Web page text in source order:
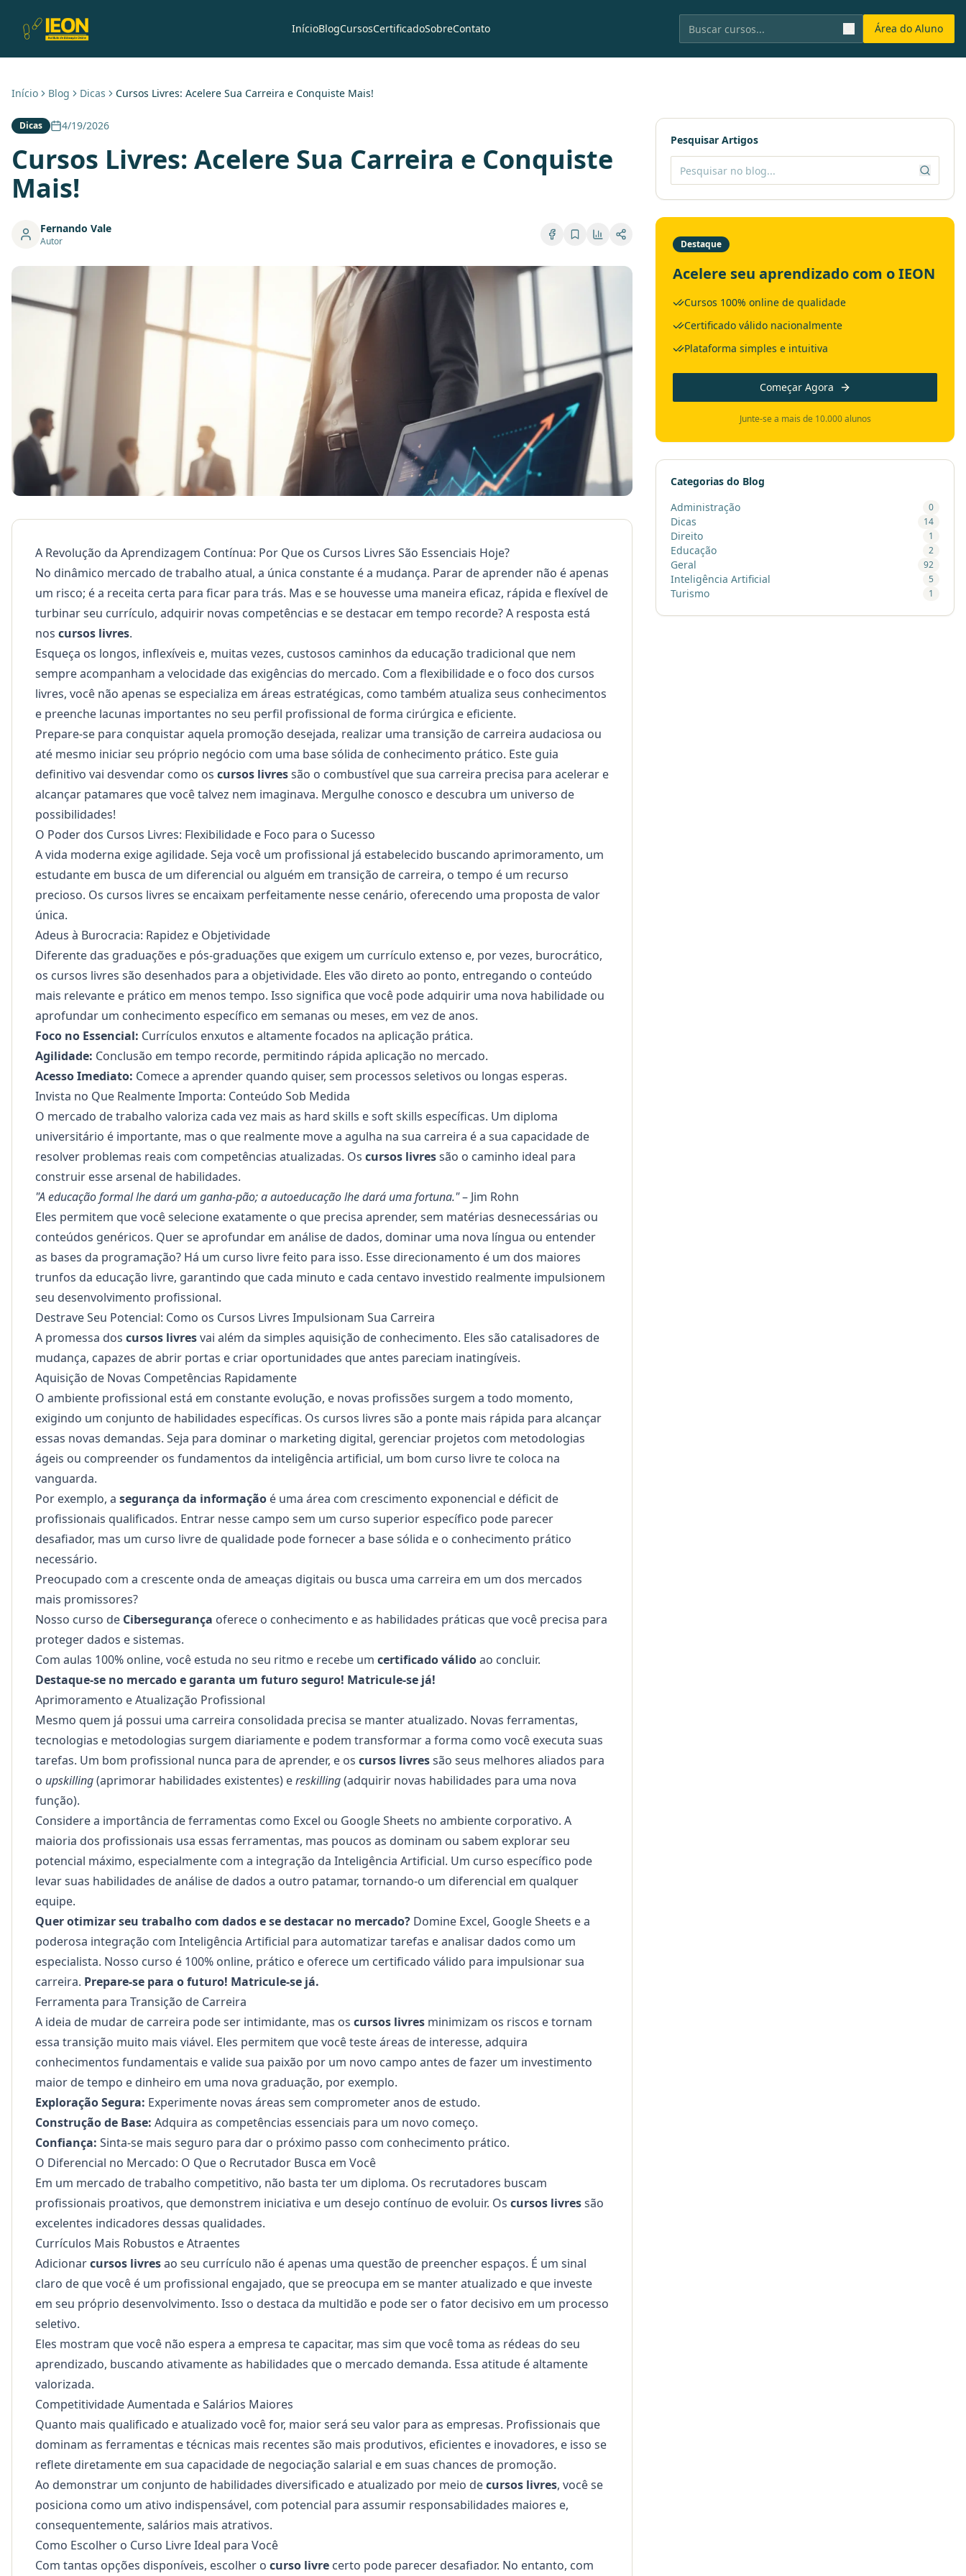
InícioBlogCursosCertificadoSobreContato Área do Aluno
Início Blog Dicas Cursos Livres: Acelere Sua Carreira e Conquiste Mais!
Dicas 4/19/2026
Cursos Livres: Acelere Sua Carreira e Conquiste
Mais!
Fernando Vale
Autor
A Revolução da Aprendizagem Contínua: Por Que os Cursos Livres São Essenciais Hoje?
No dinâmico mercado de trabalho atual, a única constante é a mudança. Parar de aprender não é apenas
um risco; é a receita certa para ficar para trás. Mas e se houvesse uma maneira eficaz, rápida e flexível de
turbinar seu currículo, adquirir novas competências e se destacar em tempo recorde? A resposta está
nos cursos livres.
Esqueça os longos, inflexíveis e, muitas vezes, custosos caminhos da educação tradicional que nem
sempre acompanham a velocidade das exigências do mercado. Com a flexibilidade e o foco dos cursos
livres, você não apenas se especializa em áreas estratégicas, como também atualiza seus conhecimentos
e preenche lacunas importantes no seu perfil profissional de forma cirúrgica e eficiente.
Prepare-se para conquistar aquela promoção desejada, realizar uma transição de carreira audaciosa ou
até mesmo iniciar seu próprio negócio com uma base sólida de conhecimento prático. Este guia
definitivo vai desvendar como os cursos livressão o combustível que sua carreira precisa para acelerar e
alcançar patamares que você talvez nem imaginava. Mergulhe conosco e descubra um universo de
possibilidades!
O Poder dos Cursos Livres: Flexibilidade e Foco para o Sucesso
A vida moderna exige agilidade. Seja você um profissional já estabelecido buscando aprimoramento, um
estudante em busca de um diferencial ou alguém em transição de carreira, o tempo é um recurso
precioso. Os cursos livres se encaixam perfeitamente nesse cenário, oferecendo uma proposta de valor
única.
Adeus à Burocracia: Rapidez e Objetividade
Diferente das graduações e pós-graduações que exigem um currículo extenso e, por vezes, burocrático,
os cursos livres são desenhados para a objetividade. Eles vão direto ao ponto, entregando o conteúdo
mais relevante e prático em menos tempo. Isso significa que você pode adquirir uma nova habilidade ou
aprofundar um conhecimento específico em semanas ou meses, em vez de anos.
Foco no Essencial: Currículos enxutos e altamente focados na aplicação prática.
Agilidade: Conclusão em tempo recorde, permitindo rápida aplicação no mercado.
Acesso Imediato: Comece a aprender quando quiser, sem processos seletivos ou longas esperas.
Invista no Que Realmente Importa: Conteúdo Sob Medida
O mercado de trabalho valoriza cada vez mais as hard skills e soft skills específicas. Um diploma
universitário é importante, mas o que realmente move a agulha na sua carreira é a sua capacidade de
resolver problemas reais com competências atualizadas. Os cursos livressão o caminho ideal para
construir esse arsenal de habilidades.
"A educação formal lhe dará um ganha-pão; a autoeducação lhe dará uma fortuna."– Jim Rohn
Eles permitem que você selecione exatamente o que precisa aprender, sem matérias desnecessárias ou
conteúdos genéricos. Quer se aprofundar em análise de dados, dominar uma nova língua ou entender
as bases da programação? Há um curso livre feito para isso. Esse direcionamento é um dos maiores
trunfos da educação livre, garantindo que cada minuto e cada centavo investido realmente impulsionem
seu desenvolvimento profissional.
Destrave Seu Potencial: Como os Cursos Livres Impulsionam Sua Carreira
A promessa dos cursos livresvai além da simples aquisição de conhecimento. Eles são catalisadores de
mudança, capazes de abrir portas e criar oportunidades que antes pareciam inatingíveis.
Aquisição de Novas Competências Rapidamente
O ambiente profissional está em constante evolução, e novas profissões surgem a todo momento,
exigindo um conjunto de habilidades específicas. Os cursos livres são a ponte mais rápida para alcançar
essas novas demandas. Seja para dominar o marketing digital, gerenciar projetos com metodologias
ágeis ou compreender os fundamentos da inteligência artificial, um bom curso livre te coloca na
vanguarda.
Por exemplo, a segurança da informação é uma área com crescimento exponencial e déficit de
profissionais qualificados. Entrar nesse campo sem um curso superior específico pode parecer
desafiador, mas um curso livre de qualidade pode fornecer a base sólida e o conhecimento prático
necessário.
Preocupado com a crescente onda de ameaças digitais ou busca uma carreira em um dos mercados
mais promissores?
Nosso curso de Cibersegurança oferece o conhecimento e as habilidades práticas que você precisa para
proteger dados e sistemas.
Com aulas 100% online, você estuda no seu ritmo e recebe um certificado válidoao concluir.
Destaque-se no mercado e garanta um futuro seguro! Matricule-se já!
Aprimoramento e Atualização Profissional
Mesmo quem já possui uma carreira consolidada precisa se manter atualizado. Novas ferramentas,
tecnologias e metodologias surgem diariamente e podem transformar a forma como você executa suas
tarefas. Um bom profissional nunca para de aprender, e os cursos livressão seus melhores aliados para
o upskilling(aprimorar habilidades existentes) ereskilling(adquirir novas habilidades para uma nova
função).
Considere a importância de ferramentas como Excel ou Google Sheets no ambiente corporativo. A
maioria dos profissionais usa essas ferramentas, mas poucos as dominam ou sabem explorar seu
potencial máximo, especialmente com a integração da Inteligência Artificial. Um curso específico pode
levar suas habilidades de análise de dados a outro patamar, tornando-o um diferencial em qualquer
equipe.
Quer otimizar seu trabalho com dados e se destacar no mercado? Domine Excel, Google Sheets e a
poderosa integração com Inteligência Artificial para automatizar tarefas e analisar dados como um
especialista. Nosso curso é 100% online, prático e oferece um certificado válido para impulsionar sua
carreira. Prepare-se para o futuro! Matricule-se já.
Ferramenta para Transição de Carreira
A ideia de mudar de carreira pode ser intimidante, mas os cursos livres minimizam os riscos e tornam
essa transição muito mais viável. Eles permitem que você teste áreas de interesse, adquira
conhecimentos fundamentais e valide sua paixão por um novo campo antes de fazer um investimento
maior de tempo e dinheiro em uma nova graduação, por exemplo.
Exploração Segura: Experimente novas áreas sem comprometer anos de estudo.
Construção de Base: Adquira as competências essenciais para um novo começo.
Confiança: Sinta-se mais seguro para dar o próximo passo com conhecimento prático.
O Diferencial no Mercado: O Que o Recrutador Busca em Você
Em um mercado de trabalho competitivo, não basta ter um diploma. Os recrutadores buscam
profissionais proativos, que demonstrem iniciativa e um desejo contínuo de evoluir. Os cursos livressão
excelentes indicadores dessas qualidades.
Currículos Mais Robustos e Atraentes
Adicionarcursos livresao seu currículo não é apenas uma questão de preencher espaços. É um sinal
claro de que você é um profissional engajado, que se preocupa em se manter atualizado e que investe
em seu próprio desenvolvimento. Isso o destaca da multidão e pode ser o fator decisivo em um processo
seletivo.
Eles mostram que você não espera a empresa te capacitar, mas sim que você toma as rédeas do seu
aprendizado, buscando ativamente as habilidades que o mercado demanda. Essa atitude é altamente
valorizada.
Competitividade Aumentada e Salários Maiores
Quanto mais qualificado e atualizado você for, maior será seu valor para as empresas. Profissionais que
dominam as ferramentas e técnicas mais recentes são mais produtivos, eficientes e inovadores, e isso se
reflete diretamente em sua capacidade de negociação salarial e em suas chances de promoção.
Ao demonstrar um conjunto de habilidades diversificado e atualizado por meio decursos livres, você se
posiciona como um ativo indispensável, com potencial para assumir responsabilidades maiores e,
consequentemente, salários mais atrativos.
Como Escolher o Curso Livre Ideal para Você
Com tantas opções disponíveis, escolher o curso livre certo pode parecer desafiador. No entanto, com
Pesquisar Artigos
Destaque
Acelere seu aprendizado com o IEON
Cursos 100% online de qualidade
Certificado válido nacionalmente
Plataforma simples e intuitiva
Começar Agora
Junte-se a mais de 10.000 alunos
Categorias do Blog
Administração
0
Dicas 14
Direito 1
Educação 2
Geral 92
Inteligência Artificial 5
Turismo 1